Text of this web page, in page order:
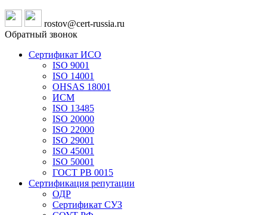
rostov@cert-russia.ru
Обратный звонок
Сертификат ИСО
ISO 9001
ISO 14001
OHSAS 18001
ИСМ
ISO 13485
ISO 20000
ISO 22000
ISO 29001
ISO 45001
ISO 50001
ГОСТ РВ 0015
Сертификация репутации
ОДР
Сертификат СУЗ